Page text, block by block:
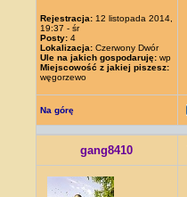
Rejestracja: 12 listopada 2014,
19:37 - śr
Posty: 4
Lokalizacja: Czerwony Dwór
Ule na jakich gospodaruję: wp
Miejscowość z jakiej piszesz:
węgorzewo
Na górę
gang8410